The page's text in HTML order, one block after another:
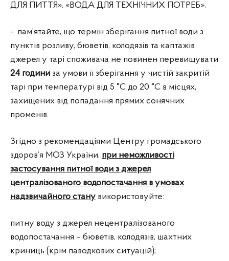
ДЛЯ ПИТТЯ», «ВОДА ДЛЯ ТЕХНІЧНИХ ПОТРЕБ»;
- пам’ятайте, що термін зберігання питної води з
пунктів розливу, бюветів, колодязів та каптажів
джерел у тарі споживача не повинен перевищувати
24 години за умови її зберігання у чистій закритій
тарі при температурі від 5 °C до 20 °C в місцях,
захищених від попадання прямих сонячних
променів.
Згідно з рекомендаціями Центру громадського
здоров’я МОЗ України, при неможливості
застосування питної води з джерел
централізованого водопостачання в умовах
надзвичайного стану використовуйте:
питну воду з джерел нецентралізованого
водопостачання – бюветів, колодязів, шахтних
криниць (крім паводкових ситуацій);